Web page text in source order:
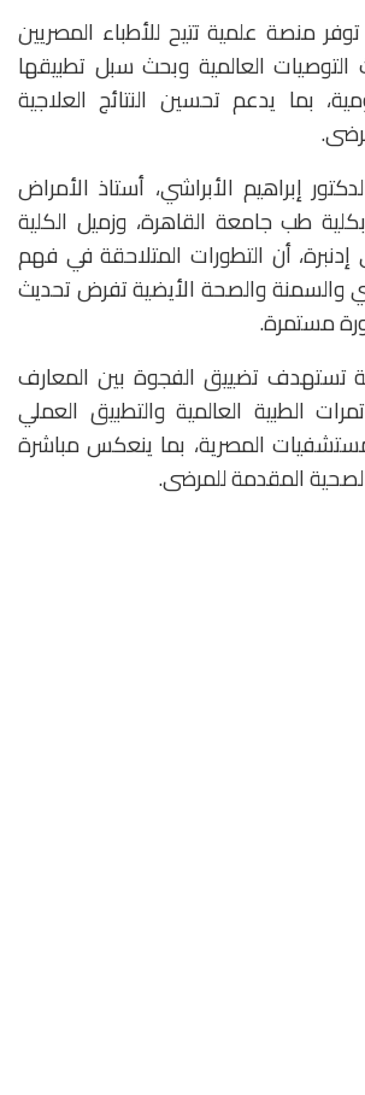
منصة علمية تتيح للأطباء المصريين
العالمية وبحث سبل تطبيقها
بما يدعم تحسين النتائج العلاجية
إبراهيم الأبراشي، أستاذ الأمراض
طب جامعة القاهرة، وزميل الكلية
إدنبرة، أن التطورات المتلاحقة في فهم
والسمنة والصحة الأيضية تفرض تحديث
مستمرة.
تستهدف تضييق الفجوة بين المعارف
الطبية العالمية والتطبيق العملي
المصرية، بما ينعكس مباشرة
المقدمة للمرضى.